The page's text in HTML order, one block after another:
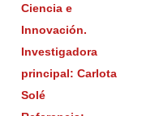
Ciencia e
Innovación.
Investigadora
principal: Carlota
Solé